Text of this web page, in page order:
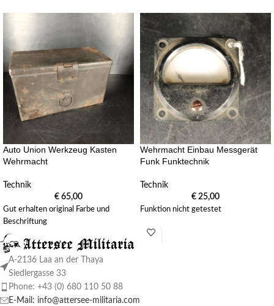
Auto Union Werkzeug Kasten
Wehrmacht
Technik
€ 65,00
Gut erhalten original Farbe und
Beschriftung
Wehrmacht Einbau Messgerät
Funk Funktechnik
Technik
€ 25,00
Funktion nicht getestet
A-2136 Laa an der Thaya
Siedlergasse 33
Phone: +43 (0) 680 110 50 88
E-Mail: info@attersee-militaria.com